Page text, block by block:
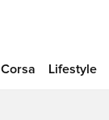
Corsa Lifestyle